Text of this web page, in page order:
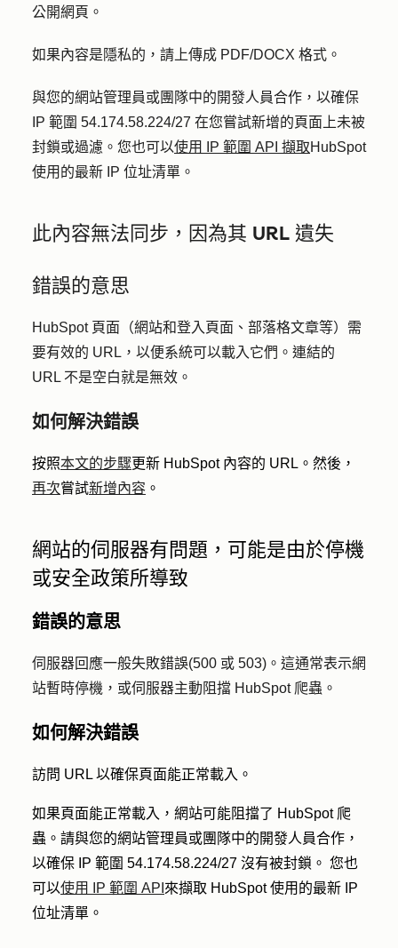
公開網頁。
如果內容是隱私的，請上傳成 PDF/DOCX 格式。
與您的網站管理員或團隊中的開發人員合作，以確保
IP 範圍 54.174.58.224/27 在您嘗試新增的頁面上未被
封鎖或過濾。您也可以使用 IP 範圍 API 擷取HubSpot
使用的最新 IP 位址清單 。
此內容無法同步，因為其 URL 遺失
錯誤的意思
HubSpot 頁面（網站和登入頁面、部落格文章等）需
要有效的 URL，以便系統可以載入它們。連結的
URL 不是空白就是無效。
如何解決錯誤
按照本文的步驟更新 HubSpot 內容的 URL。然後，
再次嘗試新增內容 。
網站的伺服器有問題，可能是由於停機
或安全政策所導致
錯誤的意思
伺服器回應一般失敗錯誤(500 或 503)。這通常表示網
站暫時停機，或伺服器主動阻擋 HubSpot 爬蟲。
如何解決錯誤
訪問 URL 以確保頁面能正常載入。
如果頁面能正常載入，網站可能阻擋了 HubSpot 爬
蟲。請與您的網站管理員或團隊中的開發人員合作，
以確保 IP 範圍 54.174.58.224/27 沒有被封鎖。 您也
可以使用 IP 範圍 API 來擷取 HubSpot 使用的最新 IP
位址清單 。